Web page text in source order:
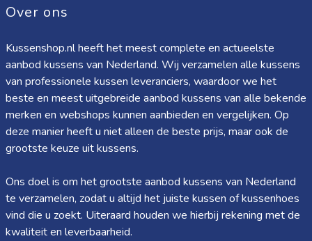
Over ons
Kussenshop.nl heeft het meest complete en actueelste
aanbod kussens van Nederland. Wij verzamelen alle kussens
van professionele kussen leveranciers, waardoor we het
beste en meest uitgebreide aanbod kussens van alle bekende
merken en webshops kunnen aanbieden en vergelijken. Op
deze manier heeft u niet alleen de beste prijs, maar ook de
grootste keuze uit kussens.
Ons doel is om het grootste aanbod kussens van Nederland
te verzamelen, zodat u altijd het juiste kussen of kussenhoes
vind die u zoekt. Uiteraard houden we hierbij rekening met de
kwaliteit en leverbaarheid.